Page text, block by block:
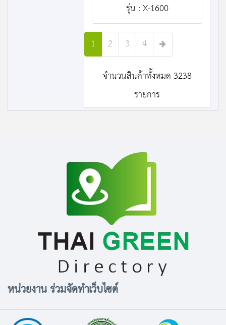
รุ่น : X-1600
1 2 3
4
จำนวนสินค้าทั้งหมด 3238
รายการ
หน่วยงาน ร่วมจัดทำเว็บไซต์